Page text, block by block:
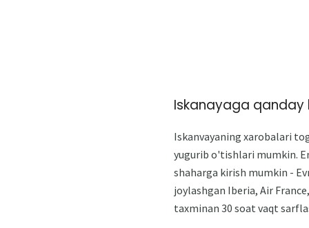
Iskanayaga qanday
Iskanvayaning xarobalari
yugurib o'tishlari mumkin.
shaharga kirish mumkin -
joylashgan Iberia, Air
taxminan 30 soat vaqt